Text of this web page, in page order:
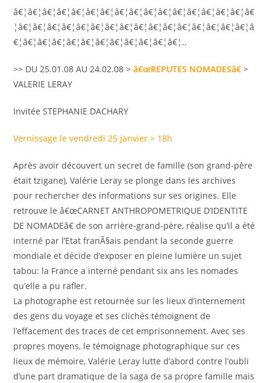
â€¦â€¦â€¦â€¦â€¦â€¦â€¦â€¦â€¦â€¦â€¦â€¦â€¦â€¦â€¦â€¦â€
¦â€¦â€¦â€¦â€¦â€¦â€¦â€¦â€¦â€¦â€¦â€¦â€¦â€¦â€¦â€¦â€¦â
€¦â€¦â€¦â€¦â€¦â€¦â€¦â€¦â€¦â€¦â€¦â€¦..
>> DU 25.01.08 AU 24.02.08 >â€œREPUTES NOMADESâ€ >
VALERIE LERAY
Invitée STEPHANIE DACHARY
Vernissage le vendredi 25 janvier > 18h
Après avoir découvert un secret de famille (son grand-père
était tzigane), Valérie Leray se plonge dans les archives
pour rechercher des informations sur ses origines. Elle
retrouve le â€œCARNET ANTHROPOMETRIQUE D’IDENTITE
DE NOMADEâ€ de son arrière-grand-père, réalise qu’il a été
interné par l’Etat franÃ§ais pendant la seconde guerre
mondiale et décide d’exposer en pleine lumière un sujet
tabou: la France a interné pendant six ans les nomades
qu’elle a pu rafler.
La photographe est retournée sur les lieux d’internement
des gens du voyage et ses clichés témoignent de
l’effacement des traces de cet emprisonnement. Avec ses
propres moyens, le témoignage photographique sur ces
lieux de mémoire, Valérie Leray lutte d’abord contre l’oubli
d’une part dramatique de la saga de sa propre famille mais